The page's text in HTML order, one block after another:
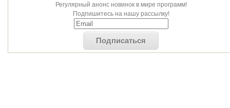
Регулярный анонс новинок в мире программ!
Подпишитесь на нашу рассылку!
Подписаться